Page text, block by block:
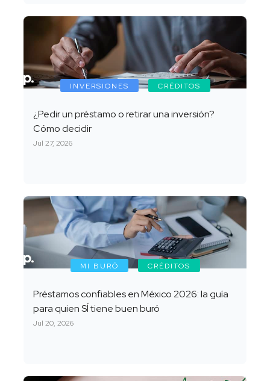
INVERSIONES CRÉDITOS
¿Pedir un préstamo o retirar una inversión?
Cómo decidir
Jul 27, 2026
MI BURÓ CRÉDITOS
Préstamos confiables en México 2026: la guía
para quien SÍ tiene buen buró
Jul 20, 2026